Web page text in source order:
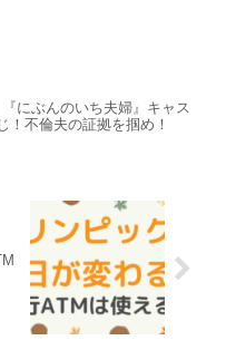
『にぶんのいち夫婦』キャス
！不倫夫の証拠を掴め！